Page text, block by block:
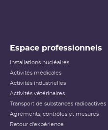
Espace professionnels
Installations nucléaires
Activités médicales
Activités industrielles
Activités vétérinaires
Transport de substances radioactives
Agréments, contrôles et mesures
Retour d'expérience